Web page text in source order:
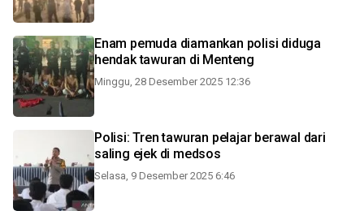
Enam pemuda diamankan polisi diduga
hendak tawuran di Menteng
Minggu, 28 Desember 2025 12:36
Polisi: Tren tawuran pelajar berawal dari
saling ejek di medsos
Selasa, 9 Desember 2025 6:46